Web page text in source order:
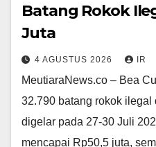
Batang Rokok
Juta
4 AGUSTUS 2026 IR
MeutiaraNews.co – Bea
32.790 batang rokok
digelar pada 27-30 Juli
mencapai Rp50,5 juta,